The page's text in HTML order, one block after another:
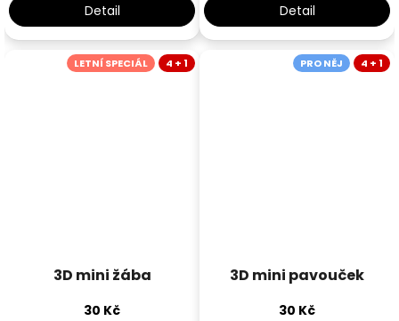
Detail
Detail
LETNÍ SPECIÁL 4 + 1
3D mini žába
30 Kč
PRO NĚJ 4 + 1
3D mini pavouček
30 Kč